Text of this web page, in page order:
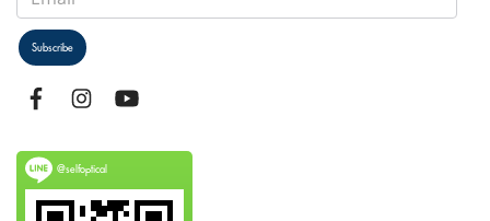
Subscribe
@selfoptical